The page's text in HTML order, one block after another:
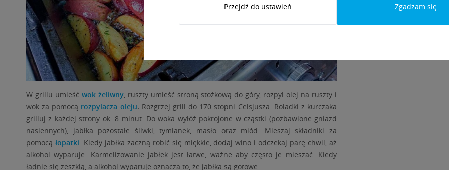
W grillu umieść wok żeliwny, ruszty umieść stroną stożkową do góry, rozpyl olej na ruszty i
wok za pomocą rozpylacza oleju. Rozgrzej grill do 170 stopni Celsjusza. Roladki z kurczaka
grilluj z każdej strony ok. 8 minut. Do woka wyłóż pokrojone w cząstki (pozbawione gniazd
nasiennych), jabłka pozostałe śliwki, tymianek, masło oraz miód. Mieszaj składniki za
pomocą łopatki. Kiedy jabłka zaczną robić się miękkie, dodaj wino i odczekaj parę chwil, aż
alkohol wyparuje. Karmelizowanie jabłek jest łatwe, ważne aby często je mieszać. Kiedy
ładnie się zeszklą, a alkohol wyparuje oznacza to, że jabłka są gotowe.
Przejdź do ustawień Zgadzam się